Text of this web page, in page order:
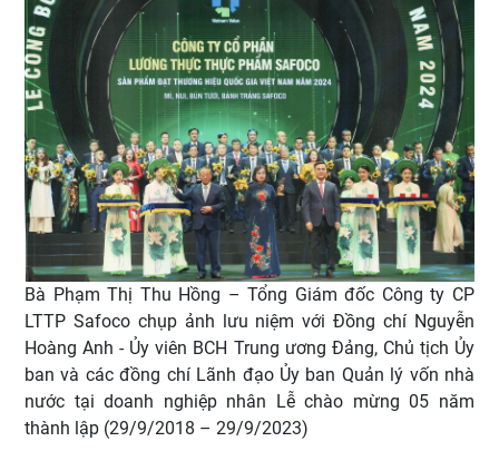
Bà Phạm Thị Thu Hồng – Tổng Giám đốc Công ty CP
LTTP Safoco chụp ảnh lưu niệm với Đồng chí Nguyễn
Hoàng Anh - Ủy viên BCH Trung ương Đảng, Chủ tịch Ủy
ban và các đồng chí Lãnh đạo Ủy ban Quản lý vốn nhà
nước tại doanh nghiệp nhân Lễ chào mừng 05 năm
thành lập (29/9/2018 – 29/9/2023)